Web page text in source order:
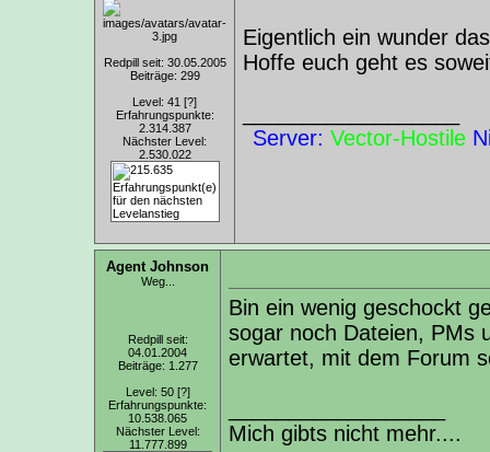
Redpill seit: 30.05.2005
Beiträge: 299
Level: 41 [?]
Erfahrungspunkte:
2.314.387
Nächster Level:
2.530.022
Eigentlich ein wunder
Hoffe euch geht es
Server: Vector-Hostile
Agent Johnson
Weg...
Redpill seit:
04.01.2004
Beiträge: 1.277
Level: 50 [?]
Erfahrungspunkte:
10.538.065
Nächster Level:
11.777.899
Bin ein wenig geschockt
sogar noch Dateien, PMs
erwartet, mit dem Forum
Mich gibts nicht mehr....